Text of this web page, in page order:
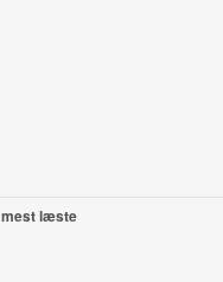
mest læste